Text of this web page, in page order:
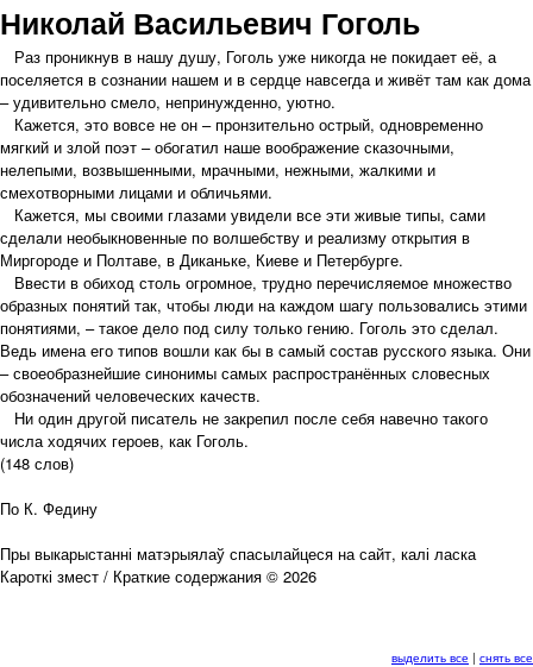
выделить все | снять все
Николай Васильевич Гоголь
Раз проникнув в нашу душу, Гоголь уже никогда не покидает её, а
поселяется в сознании нашем и в сердце навсегда и живёт там как дома
– удивительно смело, непринужденно, уютно.
Кажется, это вовсе не он – пронзительно острый, одновременно
мягкий и злой поэт – обогатил наше воображение сказочными,
нелепыми, возвышенными, мрачными, нежными, жалкими и
смехотворными лицами и обличьями.
Кажется, мы своими глазами увидели все эти живые типы, сами
сделали необыкновенные по волшебству и реализму открытия в
Миргороде и Полтаве, в Диканьке, Киеве и Петербурге.
Ввести в обиход столь огромное, трудно перечисляемое множество
образных понятий так, чтобы люди на каждом шагу пользовались этими
понятиями, – такое дело под силу только гению. Гоголь это сделал.
Ведь имена его типов вошли как бы в самый состав русского языка. Они
– своеобразнейшие синонимы самых распространённых словесных
обозначений человеческих качеств.
Ни один другой писатель не закрепил после себя навечно такого
числа ходячих героев, как Гоголь.
(148 слов)
По К. Федину
Пры выкарыстанні матэрыялаў спасылайцеся на сайт, калі ласка
Кароткі змест / Краткие содержания © 2026